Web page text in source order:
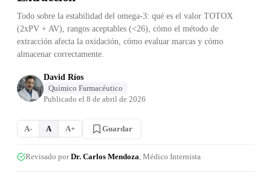
Todo sobre la estabilidad del omega-3: qué es el valor TOTOX
(2xPV + AV), rangos aceptables (<26), cómo el método de
extracción afecta la oxidación, cómo evaluar marcas y cómo
almacenar correctamente.
David Ríos
Químico Farmacéutico
Publicado el 8 de abril de 2026
A- A A+ Guardar
Revisado porDr. Carlos Mendoza , Médico Internista